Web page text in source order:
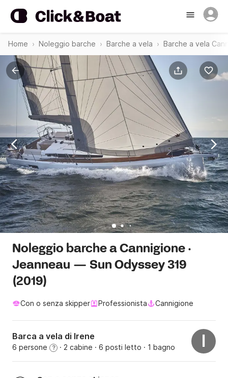
Home Noleggio barche Barche a vela Barche a vela
Noleggio barche a Cannigione ·
Jeanneau — Sun Odyssey 319
(2019)
Con o senza skipper Professionista Cannigione
Barca a vela di Irene
6 persone ? · 2 cabine · 6 posti letto · 1 bagno I